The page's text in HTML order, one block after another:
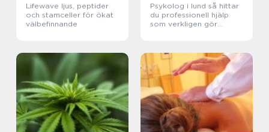
Lifewave ljus, peptider
och stamceller för ökat
välbefinnande
Psykolog i lund så hittar
du professionell hjälp
som verkligen gör